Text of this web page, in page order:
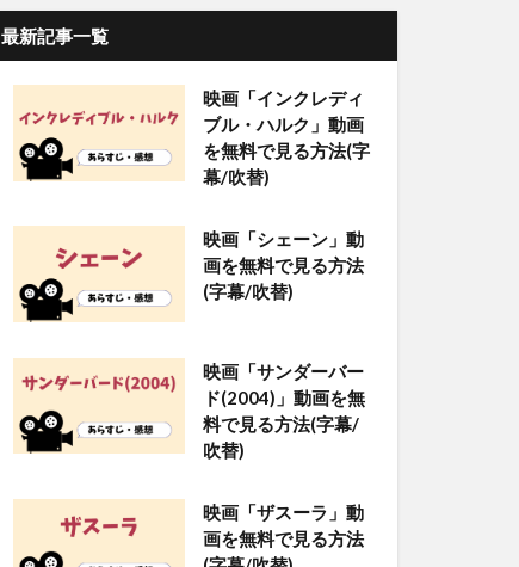
最新記事一覧
映画「インクレディ
ブル・ハルク」動画
を無料で見る方法(字
幕/吹替)
映画「シェーン」動
画を無料で見る方法
(字幕/吹替)
映画「サンダーバー
ド(2004)」動画を無
料で見る方法(字幕/
吹替)
映画「ザスーラ」動
画を無料で見る方法